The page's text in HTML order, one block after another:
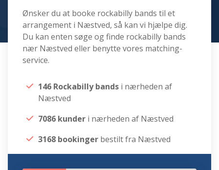
Ønsker du at booke rockabilly bands til et
arrangement i Næstved, så kan vi hjælpe dig.
Du kan enten søge og finde rockabilly bands
nær Næstved eller benytte vores matching-
service.
146 Rockabilly bands i nærheden af
Næstved
7086 kunder i nærheden af Næstved
3168 bookinger bestilt fra Næstved